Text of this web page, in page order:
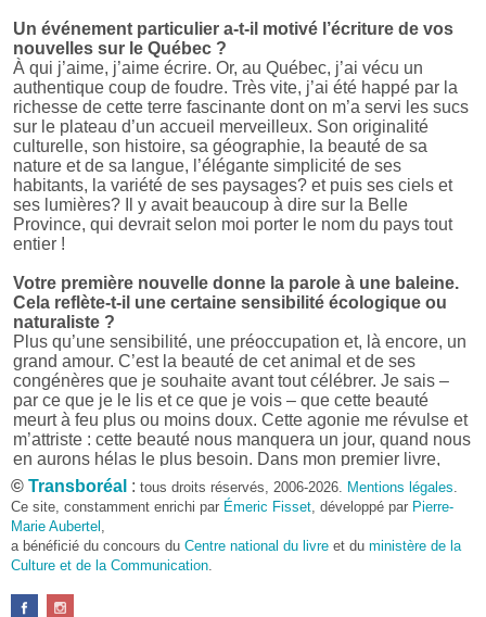
Un événement particulier a-t-il motivé l’écriture de vos
nouvelles sur le Québec ?
À qui j’aime, j’aime écrire. Or, au Québec, j’ai vécu un
authentique coup de foudre. Très vite, j’ai été happé par la
richesse de cette terre fascinante dont on m’a servi les sucs
sur le plateau d’un accueil merveilleux. Son originalité
culturelle, son histoire, sa géographie, la beauté de sa
nature et de sa langue, l’élégante simplicité de ses
habitants, la variété de ses paysages? et puis ses ciels et
ses lumières? Il y avait beaucoup à dire sur la Belle
Province, qui devrait selon moi porter le nom du pays tout
entier !
Votre première nouvelle donne la parole à une baleine.
Cela reflète-t-il une certaine sensibilité écologique ou
naturaliste ?
Plus qu’une sensibilité, une préoccupation et, là encore, un
grand amour. C’est la beauté de cet animal et de ses
congénères que je souhaite avant tout célébrer. Je sais –
par ce que je le lis et ce que je vois – que cette beauté
meurt à feu plus ou moins doux. Cette agonie me révulse et
m’attriste : cette beauté nous manquera un jour, quand nous
en aurons hélas le plus besoin. Dans mon premier livre,
j’avais pris goût à me mettre dans la peau d’une bête. Outre
l’intérêt de l’exercice littéraire, il me semble que cela peut
être un bon moyen pour transmettre certains messages.
Pourquoi avoir choisi le format des nouvelles plutôt
qu’un autre ?
D’abord parce que j’aime (décidément!) en lire !
© Transboréal : tous droits réservés, 2006-2026. Mentions légales
Ce site, constamment enrichi par Émeric Fisset , développé par Pierre-
Marie Aubertel
a bénéficié du concours du Centre national du livre et du ministère de la
Culture et de la Communication